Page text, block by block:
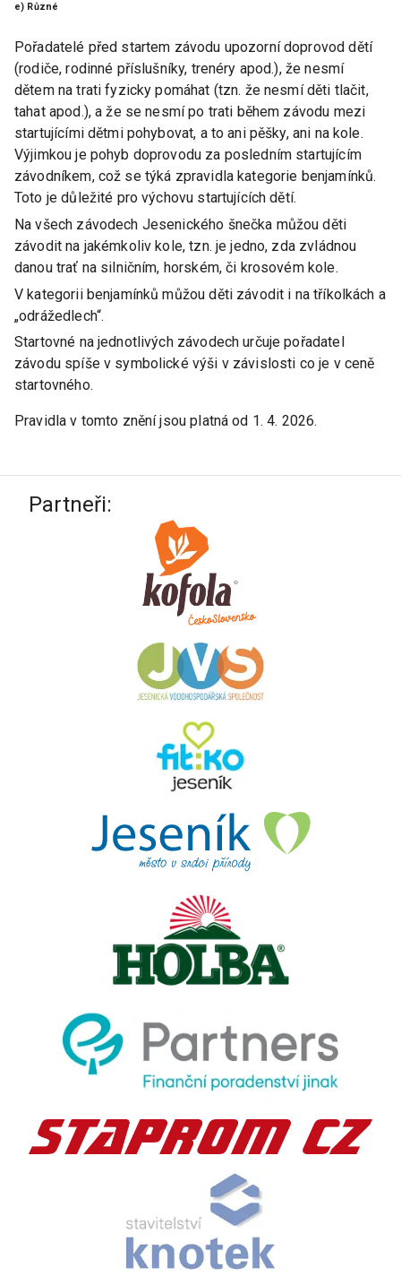
e) Různé
Pořadatelé před startem závodu upozorní doprovod dětí
(rodiče, rodinné příslušníky, trenéry apod.), že nesmí
dětem na trati fyzicky pomáhat (tzn. že nesmí děti tlačit,
tahat apod.), a že se nesmí po trati během závodu mezi
startujícími dětmi pohybovat, a to ani pěšky, ani na kole.
Výjimkou je pohyb doprovodu za posledním startujícím
závodníkem, což se týká zpravidla kategorie benjamínků.
Toto je důležité pro výchovu startujících dětí.
Na všech závodech Jesenického šnečka můžou děti
závodit na jakémkoliv kole, tzn. je jedno, zda zvládnou
danou trať na silničním, horském, či krosovém kole.
V kategorii benjamínků můžou děti závodit i na tříkolkách a
„odrážedlech“.
Startovné na jednotlivých závodech určuje pořadatel
závodu spíše v symbolické výši v závislosti co je v ceně
startovného.
Pravidla v tomto znění jsou platná od 1. 4. 2026.
Partneři: